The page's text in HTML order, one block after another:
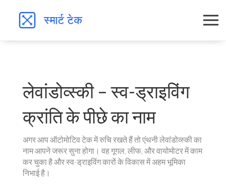
लेवांडोव्स्की – स्व-ड्राइविंग
क्रांति के पीछे का नाम
अगर आप ऑटोमोटिव टेक में रुचि रखते हैं तो एंथनी लेवांडोव्स्की का
नाम आपने जरूर सुना होगा। वह गूगल, लीफ, और वायोमोटर में काम
कर चुका है और स्व-ड्राइविंग कारों के विकास में अहम भूमिका
निभाई है।